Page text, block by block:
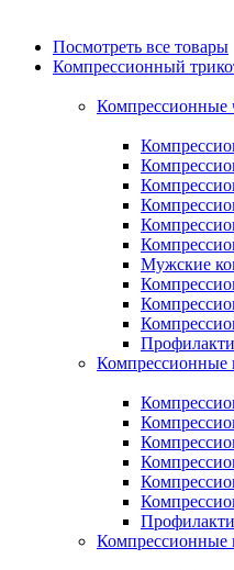
Посмотреть все товары
Компрессионный
Компрессионные
Мужские
Компрессионные
Компрессионные